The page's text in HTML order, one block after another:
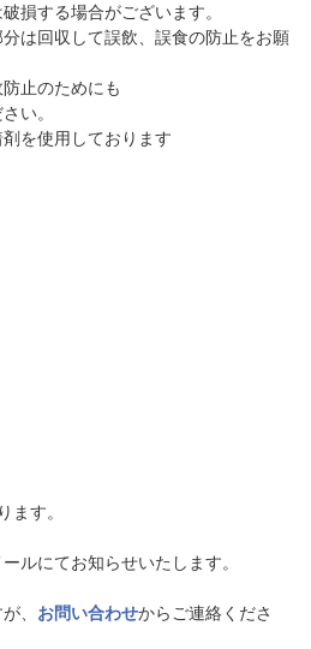
損する場合がございます。
は回収して誤飲、誤食の防止をお願
止のためにも
い。
を使用しております
ます。
ルにてお知らせいたします。
、 お問い合わせからご連絡くださ